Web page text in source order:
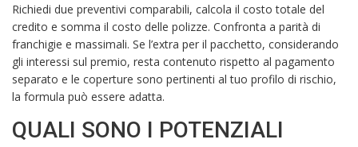
Richiedi due preventivi comparabili, calcola il costo totale del
credito e somma il costo delle polizze. Confronta a parità di
franchigie e massimali. Se l’extra per il pacchetto, considerando
gli interessi sul premio, resta contenuto rispetto al pagamento
separato e le coperture sono pertinenti al tuo profilo di rischio,
la formula può essere adatta.
QUALI SONO I POTENZIALI